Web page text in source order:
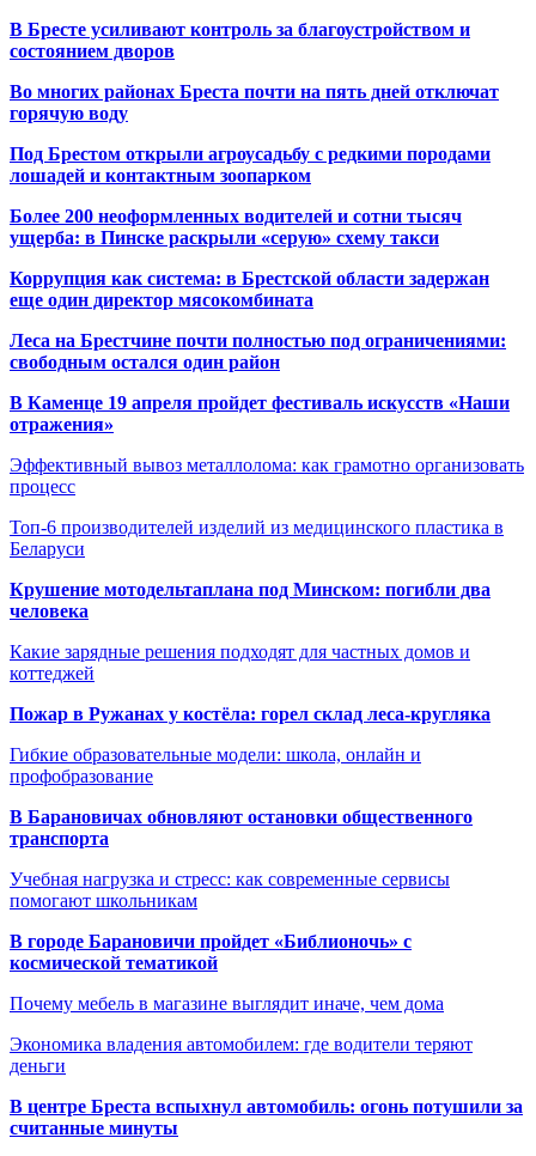
В Бресте усиливают контроль за благоустройством и
состоянием дворов
Во многих районах Бреста почти на пять дней отключат
горячую воду
Под Брестом открыли агроусадьбу с редкими породами
лошадей и контактным зоопарком
Более 200 неоформленных водителей и сотни тысяч
ущерба: в Пинске раскрыли «серую» схему такси
Коррупция как система: в Брестской области задержан
еще один директор мясокомбината
Леса на Брестчине почти полностью под ограничениями:
свободным остался один район
В Каменце 19 апреля пройдет фестиваль искусств «Наши
отражения»
Эффективный вывоз металлолома: как грамотно организовать
процесс
Топ-6 производителей изделий из медицинского пластика в
Беларуси
Крушение мотодельтаплана под Минском: погибли два
человека
Какие зарядные решения подходят для частных домов и
коттеджей
Пожар в Ружанах у костёла: горел склад леса-кругляка
Гибкие образовательные модели: школа, онлайн и
профобразование
В Барановичах обновляют остановки общественного
транспорта
Учебная нагрузка и стресс: как современные сервисы
помогают школьникам
В городе Барановичи пройдет «Библионочь» с
космической тематикой
Почему мебель в магазине выглядит иначе, чем дома
Экономика владения автомобилем: где водители теряют
деньги
В центре Бреста вспыхнул автомобиль: огонь потушили за
считанные минуты